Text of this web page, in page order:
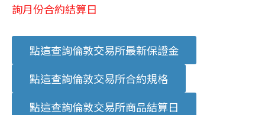
詢月份合約結算日
點這查詢倫敦交易所最新保證金
點這查詢倫敦交易所合約規格
點這查詢倫敦交易所商品結算日